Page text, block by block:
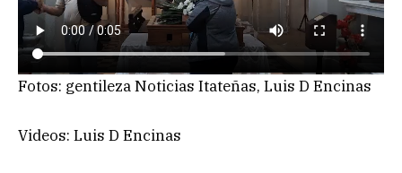
Fotos: gentileza Noticias Itateñas, Luis D Encinas
Videos: Luis D Encinas